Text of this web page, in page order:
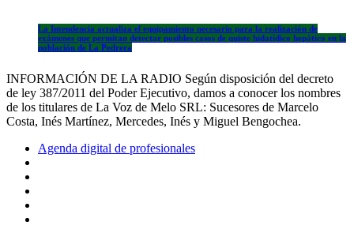
La Intendencia actualiza el equipamiento necesario para la realización de
exámenes que permitan detectar posibles casos de quiste hidatídico hepático en la
población de La Pedrera
INFORMACIÓN DE LA RADIO Según disposición del decreto
de ley 387/2011 del Poder Ejecutivo, damos a conocer los nombres
de los titulares de La Voz de Melo SRL: Sucesores de Marcelo
Costa, Inés Martínez, Mercedes, Inés y Miguel Bengochea.
Agenda digital de profesionales